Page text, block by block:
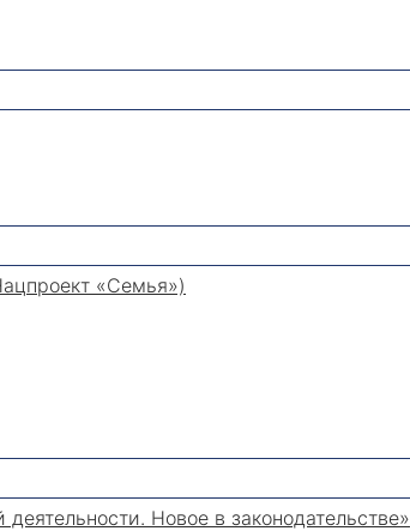
«Семья»)
Новое в законодательстве»